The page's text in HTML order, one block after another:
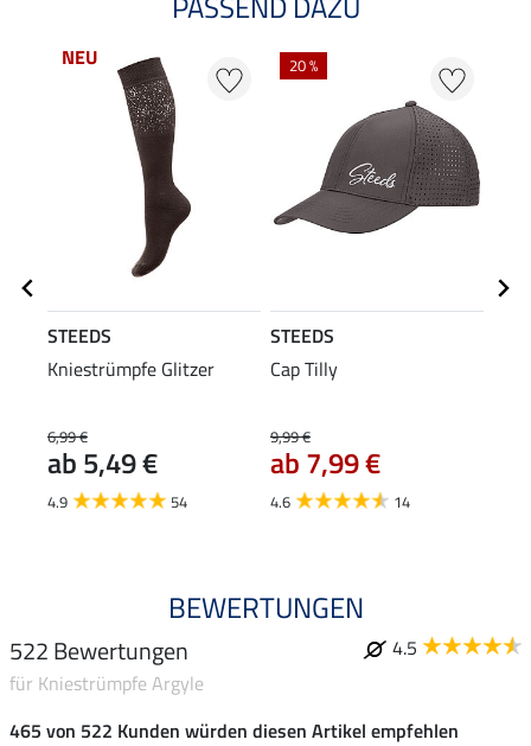
NEU
STEEDS
Kniestrümpfe Glitzer
6,99 €
ab 5,49 €
4.9 54
20 %
STEEDS
Cap Tilly
9,99 €
ab 7,99 €
4.6 14
BEWERTUNGEN
522 Bewertungen
4.5
für Kniestrümpfe Argyle
465 von 522 Kunden würden diesen Artikel empfehlen